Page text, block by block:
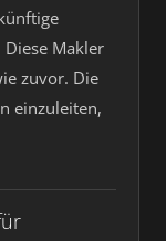
Makler
zuvor. Die
einzuleiten,